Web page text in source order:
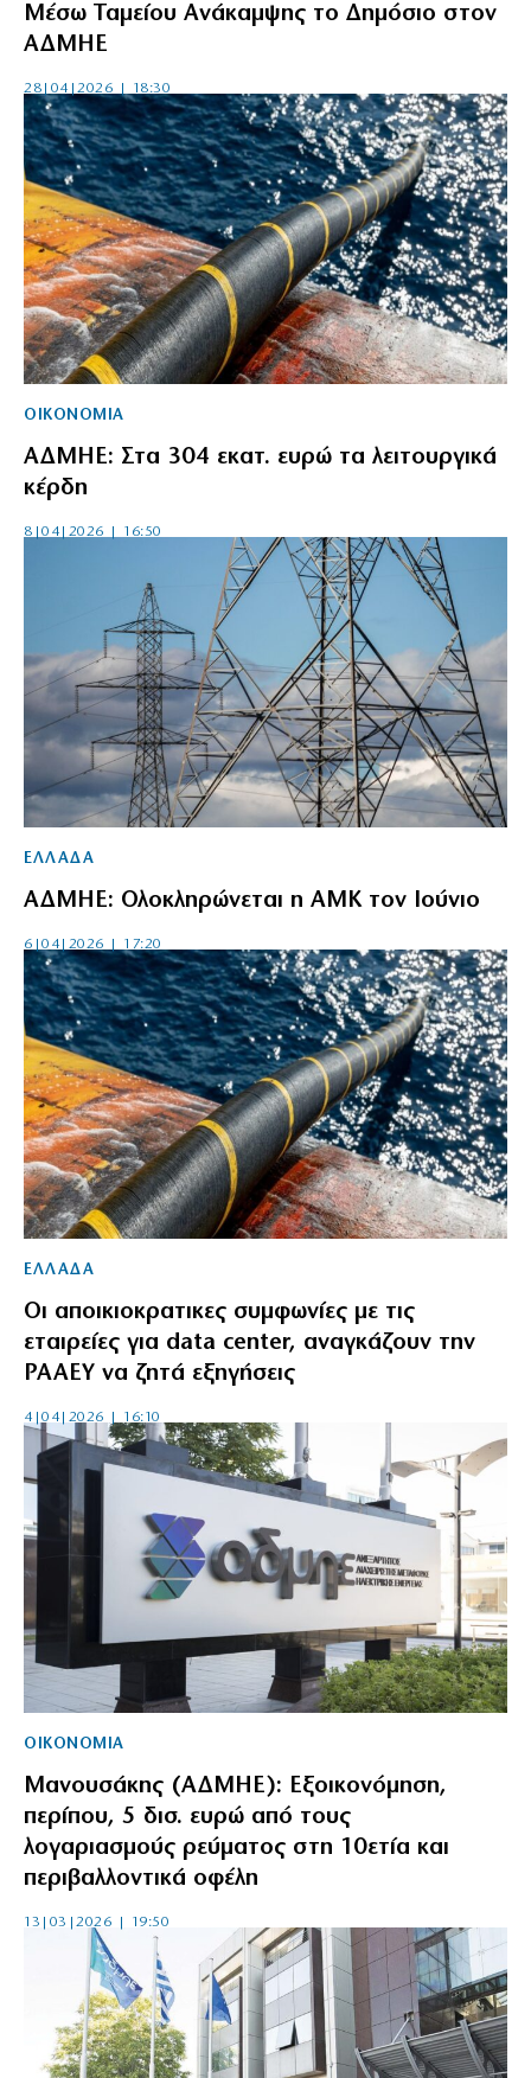
Μέσω Ταμείου Ανάκαμψης το Δημόσιο στον
ΑΔΜΗΕ
28|04|2026 | 18:30
ΟΙΚΟΝΟΜΙΑ
ΑΔΜΗΕ: Στα 304 εκατ. ευρώ τα λειτουργικά
κέρδη
8|04|2026 | 16:50
ΕΛΛΑΔΑ
ΑΔΜΗΕ: Ολοκληρώνεται η ΑΜΚ τον Ιούνιο
6|04|2026 | 17:20
ΕΛΛΑΔΑ
Οι αποικιοκρατικες συμφωνίες με τις
εταιρείες για data center, αναγκάζουν την
ΡΑΑΕΥ να ζητά εξηγήσεις
4|04|2026 | 16:10
ΟΙΚΟΝΟΜΙΑ
Μανουσάκης (ΑΔΜΗΕ): Εξοικονόμηση,
περίπου, 5 δισ. ευρώ από τους
λογαριασμούς ρεύματος στη 10ετία και
περιβαλλοντικά οφέλη
13|03|2026 | 19:50